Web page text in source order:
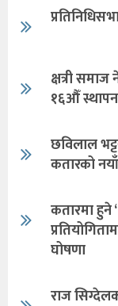
क्षत्री
१६औँ
छविलाल
कतारको
कतारमा हुने
घोषणा
राज